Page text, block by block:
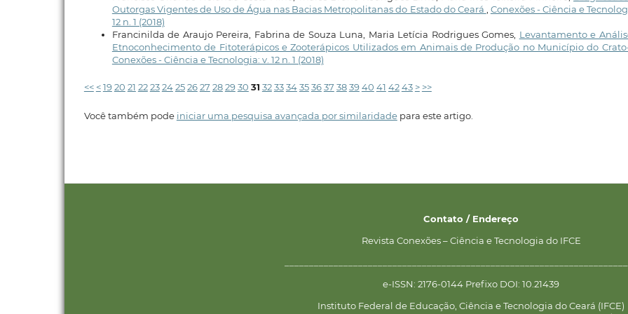
Outorgas Vigentes de Uso de Água nas Bacias Metropolitanas do Estado do Ceará , Conexões - Ciência e
12 n. 1 (2018)
Francinilda de Araujo Pereira, Fabrina de Souza Luna, Maria Letícia Rodrigues Gomes, Levantamento e
Etnoconhecimento de Fitoterápicos e Zooterápicos Utilizados em Animais de Produção no Município do
Conexões - Ciência e Tecnologia: v. 12 n. 1 (2018)
<< <1920 21 222324252627 282930 31 323334353637 383940 41 4243 > >>
Você também pode iniciar uma pesquisa avançada por similaridadepara este artigo.
Contato / Endereço
Revista Conexões – Ciência e Tecnologia do IFCE
e-ISSN: 2176-0144 Prefixo DOI: 10.21439
Instituto Federal de Educação, Ciência e Tecnologia do Ceará (IFCE)